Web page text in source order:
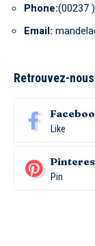
Phone:(00237
Email:
Retrouvez-
Like
Pin